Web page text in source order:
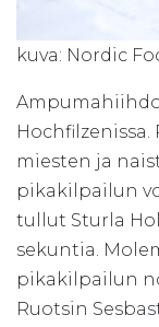
kuva: Nordic
miesten ja
pikakilpailun
tullut Sturla
sekuntia.
pikakilpailun
Ruotsin